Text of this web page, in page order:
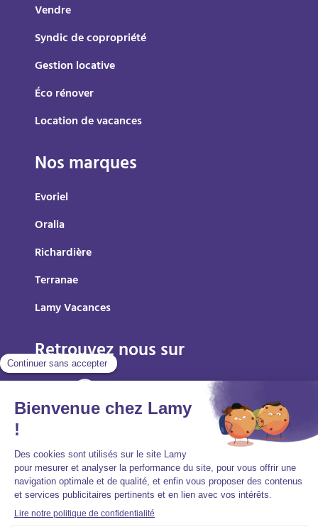
Vendre
Syndic de copropriété
Gestion locative
Éco rénover
Location de vacances
Nos marques
Evoriel
Oralia
Richardière
Terranae
Lamy Vacances
Retrouvez nous sur
Mentions légales
Politique de protection des données personnelles
Accessibilité : partiellement conforme